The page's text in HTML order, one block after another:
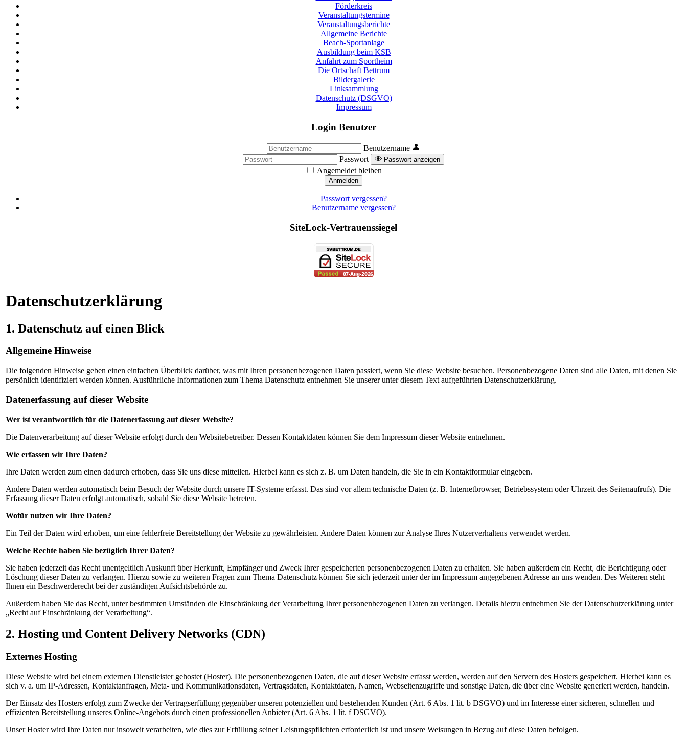
Förderkreis
Veranstaltungstermine
Veranstaltungsberichte
Allgemeine Berichte
Beach-Sportanlage
Ausbildung beim KSB
Anfahrt zum Sportheim
Die Ortschaft Bettrum
Bildergalerie
Linksammlung
Datenschutz (DSGVO)
Impressum
Login Benutzer
Benutzername
Passwort
Passwort anzeigen
Angemeldet bleiben
Anmelden
Passwort vergessen?
Benutzername vergessen?
SiteLock-Vertrauenssiegel
Datenschutzerklärung
1. Datenschutz auf einen Blick
Allgemeine Hinweise
Die folgenden Hinweise geben einen einfachen Überblick darüber, was mit Ihren personenbezogenen Daten passiert, wenn Sie diese Website besuchen. Personenbezogene Daten sind alle Daten, mit denen Sie
persönlich identifiziert werden können. Ausführliche Informationen zum Thema Datenschutz entnehmen Sie unserer unter diesem Text aufgeführten Datenschutzerklärung.
Datenerfassung auf dieser Website
Wer ist verantwortlich für die Datenerfassung auf dieser Website?
Die Datenverarbeitung auf dieser Website erfolgt durch den Websitebetreiber. Dessen Kontaktdaten können Sie dem Impressum dieser Website entnehmen.
Wie erfassen wir Ihre Daten?
Ihre Daten werden zum einen dadurch erhoben, dass Sie uns diese mitteilen. Hierbei kann es sich z. B. um Daten handeln, die Sie in ein Kontaktformular eingeben.
Andere Daten werden automatisch beim Besuch der Website durch unsere IT-Systeme erfasst. Das sind vor allem technische Daten (z. B. Internetbrowser, Betriebssystem oder Uhrzeit des Seitenaufrufs). Die
Erfassung dieser Daten erfolgt automatisch, sobald Sie diese Website betreten.
Wofür nutzen wir Ihre Daten?
Ein Teil der Daten wird erhoben, um eine fehlerfreie Bereitstellung der Website zu gewährleisten. Andere Daten können zur Analyse Ihres Nutzerverhaltens verwendet werden.
Welche Rechte haben Sie bezüglich Ihrer Daten?
Sie haben jederzeit das Recht unentgeltlich Auskunft über Herkunft, Empfänger und Zweck Ihrer gespeicherten personenbezogenen Daten zu erhalten. Sie haben außerdem ein Recht, die Berichtigung oder
Löschung dieser Daten zu verlangen. Hierzu sowie zu weiteren Fragen zum Thema Datenschutz können Sie sich jederzeit unter der im Impressum angegebenen Adresse an uns wenden. Des Weiteren steht
Ihnen ein Beschwerderecht bei der zuständigen Aufsichtsbehörde zu.
Außerdem haben Sie das Recht, unter bestimmten Umständen die Einschränkung der Verarbeitung Ihrer personenbezogenen Daten zu verlangen. Details hierzu entnehmen Sie der Datenschutzerklärung unter
„Recht auf Einschränkung der Verarbeitung“.
2. Hosting und Content Delivery Networks (CDN)
Externes Hosting
Diese Website wird bei einem externen Dienstleister gehostet (Hoster). Die personenbezogenen Daten, die auf dieser Website erfasst werden, werden auf den Servern des Hosters gespeichert. Hierbei kann es
sich v. a. um IP-Adressen, Kontaktanfragen, Meta- und Kommunikationsdaten, Vertragsdaten, Kontaktdaten, Namen, Webseitenzugriffe und sonstige Daten, die über eine Website generiert werden, handeln.
Der Einsatz des Hosters erfolgt zum Zwecke der Vertragserfüllung gegenüber unseren potenziellen und bestehenden Kunden (Art. 6 Abs. 1 lit. b DSGVO) und im Interesse einer sicheren, schnellen und
effizienten Bereitstellung unseres Online-Angebots durch einen professionellen Anbieter (Art. 6 Abs. 1 lit. f DSGVO).
Unser Hoster wird Ihre Daten nur insoweit verarbeiten, wie dies zur Erfüllung seiner Leistungspflichten erforderlich ist und unsere Weisungen in Bezug auf diese Daten befolgen.